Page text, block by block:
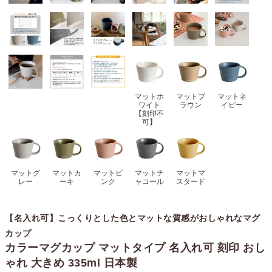
マットホ
ワイト
【刻印不
可】
マットブ
ラウン
マットネ
イビー
マットグ
レー
マットカ
ーキ
マットピ
ンク
マットチ
ャコール
マットマ
スタード
【名入れ可】こっくりとした色とマットな質感がおしゃれなマグ
カップ
カラーマグカップ マットタイプ 名入れ可 刻印 おし
ゃれ 大きめ 335ml 日本製